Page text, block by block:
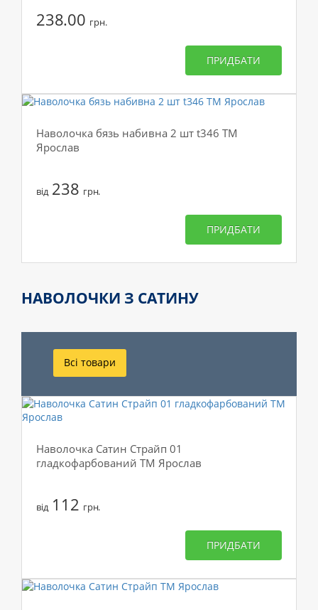
238.00 грн.
ПРИДБАТИ
Наволочка бязь набивна 2 шт t346 ТМ
Ярослав
від238 грн.
ПРИДБАТИ
НАВОЛОЧКИ З САТИНУ
Всі товари
Наволочка Сатин Страйп 01
гладкофарбований ТМ Ярослав
від112 грн.
ПРИДБАТИ